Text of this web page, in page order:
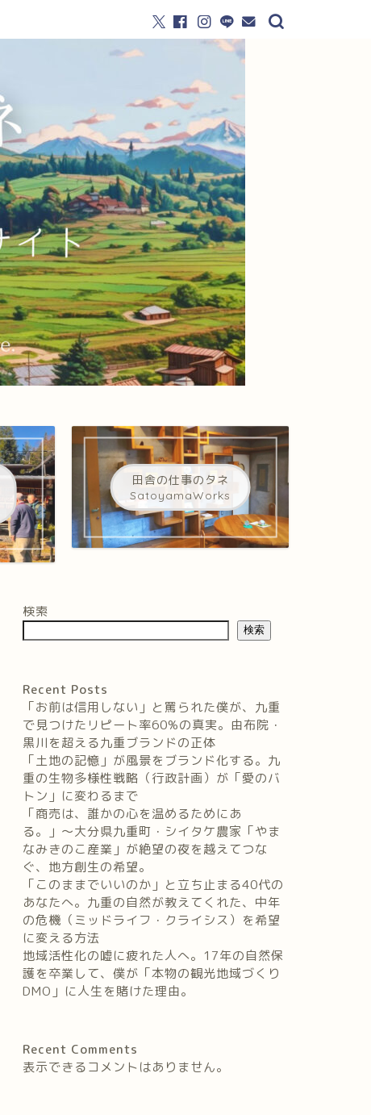
田舎の仕事のタネ
SatoyamaWorks
検索
検索
Recent Posts
「お前は信用しない」と罵られた僕が、九重
で見つけたリピート率60%の真実。由布院・
黒川を超える九重ブランドの正体
「土地の記憶」が風景をブランド化する。九
重の生物多様性戦略（行政計画）が「愛のバ
トン」に変わるまで
「商売は、誰かの心を温めるためにあ
る。」〜大分県九重町・シイタケ農家「やま
なみきのこ産業」が絶望の夜を越えてつな
ぐ、地方創生の希望。
「このままでいいのか」と立ち止まる40代の
あなたへ。九重の自然が教えてくれた、中年
の危機（ミッドライフ・クライシス）を希望
に変える方法
地域活性化の嘘に疲れた人へ。17年の自然保
護を卒業して、僕が「本物の観光地域づくり
DMO」に人生を賭けた理由。
Recent Comments
表示できるコメントはありません。